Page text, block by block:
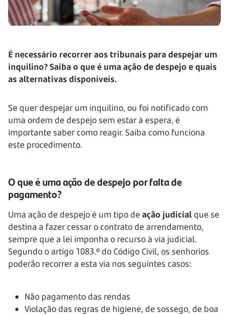
É necessário recorrer aos tribunais para despejar um
inquilino? Saiba o que é uma ação de despejo e quais
as alternativas disponíveis.
Se quer despejar um inquilino, ou foi notificado com
uma ordem de despejo sem estar à espera, é
importante saber como reagir. Saiba como funciona
este procedimento.
O que é uma ação de despejo por falta de
pagamento?
Uma ação de despejo é um tipo de ação judicial que se
destina a fazer cessar o contrato de arrendamento,
sempre que a lei imponha o recurso à via judicial.
Segundo o artigo 1083.º do Código Civil, os senhorios
poderão recorrer a esta via nos seguintes casos:
Não pagamento das rendas
Violação das regras de higiene, de sossego, de boa